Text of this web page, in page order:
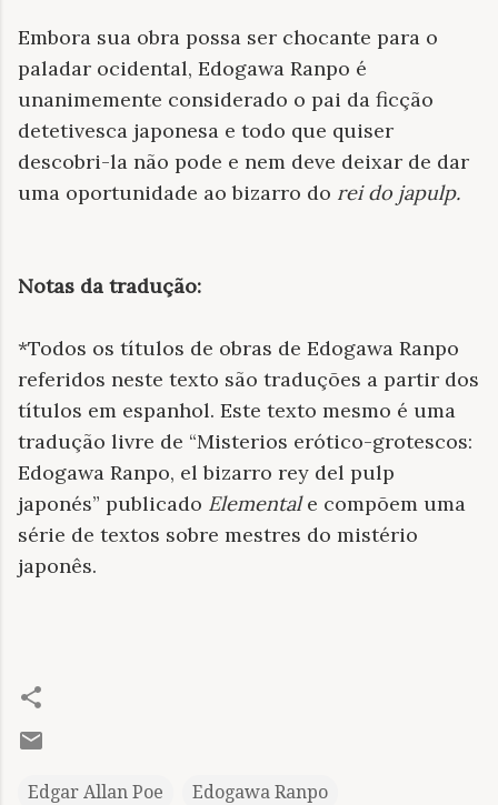
Embora sua obra possa ser chocante para o
paladar ocidental, Edogawa Ranpo é
unanimemente considerado o pai da ficção
detetivesca japonesa e todo que quiser
descobri-la não pode e nem deve deixar de dar
uma oportunidade ao bizarro do rei do japulp.
Notas da tradução:
*Todos os títulos de obras de Edogawa Ranpo
referidos neste texto são traduções a partir dos
títulos em espanhol. Este texto mesmo é uma
tradução livre de “Misterios erótico-grotescos:
Edogawa Ranpo, el bizarro rey del pulp
japonés” publicado Elementale compõem uma
série de textos sobre mestres do mistério
japonês.
Edgar Allan Poe Edogawa Ranpo